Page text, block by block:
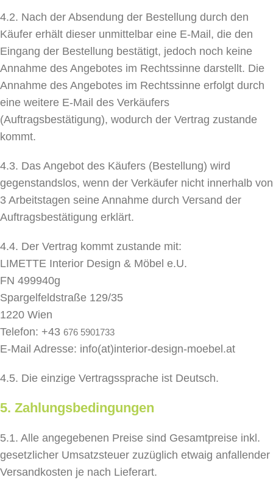
4.2. Nach der Absendung der Bestellung durch den
Käufer erhält dieser unmittelbar eine E-Mail, die den
Eingang der Bestellung bestätigt, jedoch noch keine
Annahme des Angebotes im Rechtssinne darstellt. Die
Annahme des Angebotes im Rechtssinne erfolgt durch
eine weitere E-Mail des Verkäufers
(Auftragsbestätigung), wodurch der Vertrag zustande
kommt.
4.3. Das Angebot des Käufers (Bestellung) wird
gegenstandslos, wenn der Verkäufer nicht innerhalb von
3 Arbeitstagen seine Annahme durch Versand der
Auftragsbestätigung erklärt.
4.4. Der Vertrag kommt zustande mit:
LIMETTE Interior Design & Möbel e.U.
FN 499940g
Spargelfeldstraße 129/35
1220 Wien
Telefon: +43 676 5901733
E-Mail Adresse: info(at)interior-design-moebel.at
4.5. Die einzige Vertragssprache ist Deutsch.
5. Zahlungsbedingungen
5.1. Alle angegebenen Preise sind Gesamtpreise inkl.
gesetzlicher Umsatzsteuer zuzüglich etwaig anfallender
Versandkosten je nach Lieferart.